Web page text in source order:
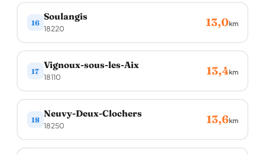
16
Soulangis
18220 13,0km
17
Vignoux-sous-les-Aix
18110 13,4km
18
Neuvy-Deux-Clochers
18250 13,6km